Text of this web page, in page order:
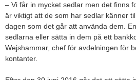
– Vi får in mycket sedlar men det finns
är viktigt att de som har sedlar känner
dagen som det går att använda dem.
sedlarna eller sätta in dem på ett
Wejshammar, chef för avdelningen för
kontanter.